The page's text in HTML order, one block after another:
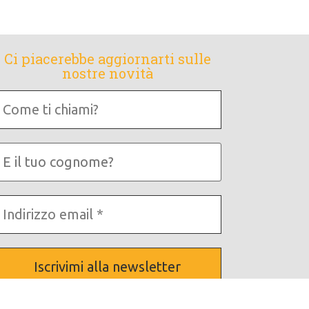
Ci piacerebbe aggiornarti sulle
nostre novità
email